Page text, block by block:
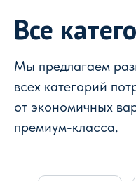
Все
Мы предлагаем
всех категорий
от экономичных
премиум-класса.